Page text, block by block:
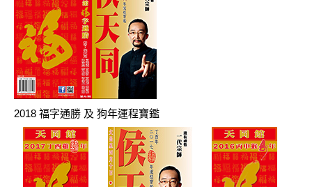
2018 福字通勝 及 狗年運程寶鑑